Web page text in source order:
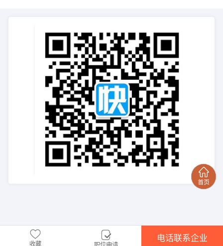
收藏
电话联系企业